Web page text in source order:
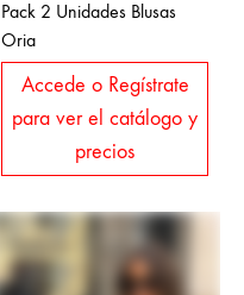
Pack 2 Unidades Blusas
Oria
Accede o Regístrate
para ver el catálogo y
precios